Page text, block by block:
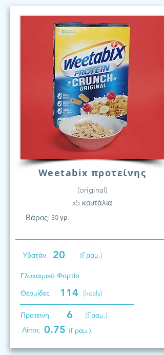
Weetabix προτείνης
(original)
x5 κουτάλια
Βάρος: 30 γρ.
Υδατάν. 20 (Γραμ.)
Γλυκαιμικό Φορτίο
Θερμίδες
114 (kcals)
Προτεινη 6
(Γραμ.)
Λίπος 0.75 (Γραμ.)